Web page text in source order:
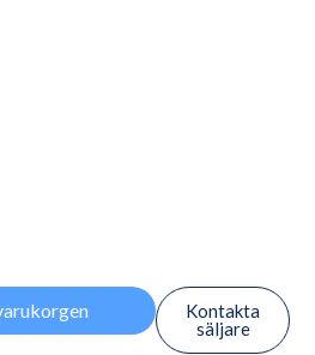
Kontakta
säljare